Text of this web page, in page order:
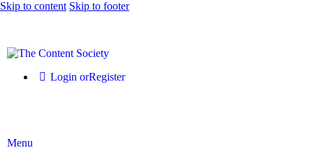
Skip to content Skip to footer
Login orRegister
Menu